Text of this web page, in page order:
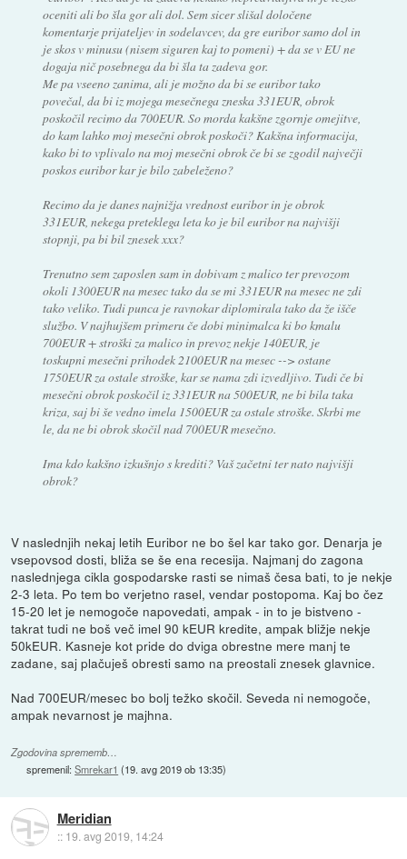
oceniti ali bo šla gor ali dol. Sem sicer slišal določene
komentarje prijateljev in sodelavcev, da gre euribor samo dol in
je skos v minusu (nisem siguren kaj to pomeni) + da se v EU ne
dogaja nič posebnega da bi šla ta zadeva gor.
Me pa vseeno zanima, ali je možno da bi se euribor tako
povečal, da bi iz mojega mesečnega zneska 331EUR, obrok
poskočil recimo da 700EUR. So morda kakšne zgornje omejitve,
do kam lahko moj mesečni obrok poskoči? Kakšna informacija,
kako bi to vplivalo na moj mesečni obrok če bi se zgodil največji
poskos euribor kar je bilo zabeleženo?
Recimo da je danes najnižja vrednost euribor in je obrok
331EUR, nekega preteklega leta ko je bil euribor na najvišji
stopnji, pa bi bil znesek xxx?
Trenutno sem zaposlen sam in dobivam z malico ter prevozom
okoli 1300EUR na mesec tako da se mi 331EUR na mesec ne zdi
tako veliko. Tudi punca je ravnokar diplomirala tako da že išče
službo. V najhujšem primeru če dobi minimalca ki bo kmalu
700EUR + stroški za malico in prevoz nekje 140EUR, je
toskupni mesečni prihodek 2100EUR na mesec --> ostane
1750EUR za ostale stroške, kar se nama zdi izvedljivo. Tudi če bi
mesečni obrok poskočil iz 331EUR na 500EUR, ne bi bila taka
kriza, saj bi še vedno imela 1500EUR za ostale stroške. Skrbi me
le, da ne bi obrok skočil nad 700EUR mesečno.
Ima kdo kakšno izkušnjo s krediti? Vaš začetni ter nato najvišji
obrok?
V naslednjih nekaj letih Euribor ne bo šel kar tako gor. Denarja je
vsepovsod dosti, bliža se še ena recesija. Najmanj do zagona
naslednjega cikla gospodarske rasti se nimaš česa bati, to je nekje
2-3 leta. Po tem bo verjetno rasel, vendar postopoma. Kaj bo čez
15-20 let je nemogoče napovedati, ampak - in to je bistveno -
takrat tudi ne boš več imel 90 kEUR kredite, ampak bližje nekje
50kEUR. Kasneje kot pride do dviga obrestne mere manj te
zadane, saj plačuješ obresti samo na preostali znesek glavnice.
Nad 700EUR/mesec bo bolj težko skočil. Seveda ni nemogoče,
ampak nevarnost je majhna.
Zgodovina sprememb…
spremenil:Smrekar1 (19. avg 2019 ob 13:35)
Meridian
:: 19. avg 2019, 14:24